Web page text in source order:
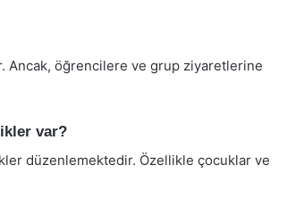
Ancak, öğrencilere ve grup ziyaretlerine
var?
düzenlemektedir. Özellikle çocuklar ve